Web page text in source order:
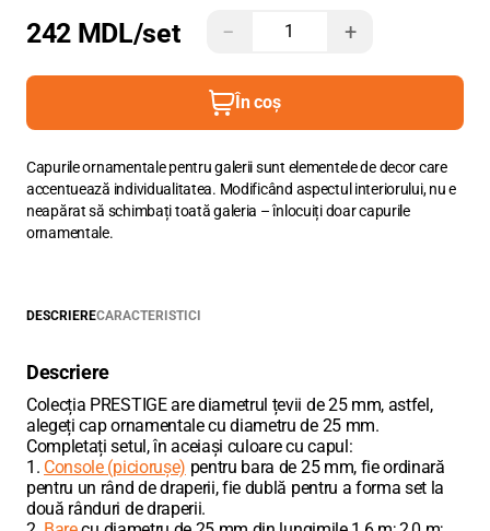
242 MDL/set − +
În coș
Capurile ornamentale pentru galerii sunt elementele de decor care
accentuează individualitatea. Modificând aspectul interiorului, nu e
neapărat să schimbați toată galeria – înlocuiți doar capurile
ornamentale.
DESCRIERECARACTERISTICI
Descriere
Colecția PRESTIGE are diametrul țevii de 25 mm, astfel,
alegeți cap ornamentale cu diametru de 25 mm.
Completați setul, în aceiași culoare cu capul:
1. Console (piciorușe) pentru bara de 25 mm, fie ordinară
pentru un rând de draperii, fie dublă pentru a forma set la
două rânduri de draperii.